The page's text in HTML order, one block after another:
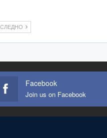
СЛЕДНО
Facebook
Join us on Facebook